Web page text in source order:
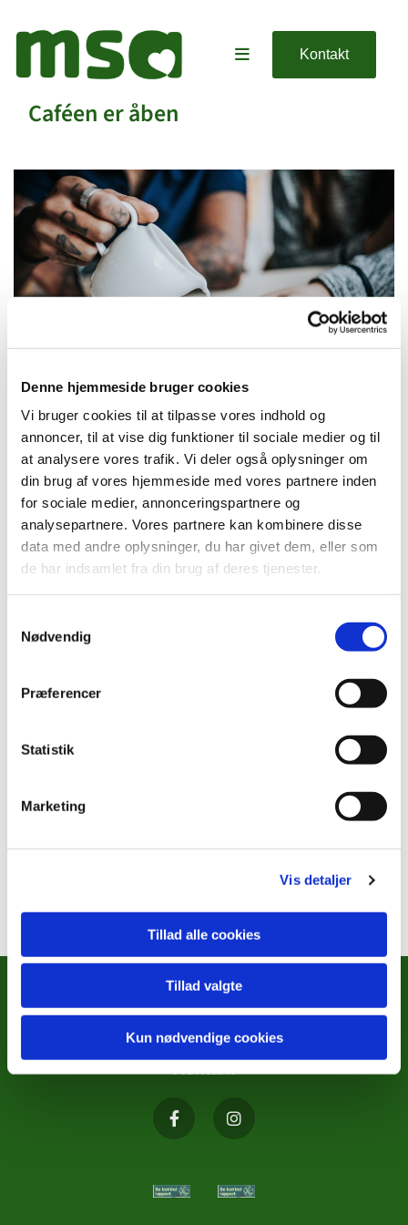
Denne hjemmeside bruger cookies
Vi bruger cookies til at tilpasse vores indhold og
annoncer, til at vise dig funktioner til sociale medier og til
at analysere vores trafik. Vi deler også oplysninger om
din brug af vores hjemmeside med vores partnere inden
for sociale medier, annonceringspartnere og
analysepartnere. Vores partnere kan kombinere disse
data med andre oplysninger, du har givet dem, eller som
de har indsamlet fra din brug af deres tjenester.
Nødvendig
Præferencer
Statistik
Marketing
Vis detaljer
Tillad alle cookies
Tillad valgte
Kun nødvendige cookies
Kontakt
Caféen er åben
Mandag 15. marts 2027, kl. 09:00 - 14:00
Cafe, Rigensgade 21, 1316 København K
METODISTKIRKENS SOCIALE
ARBEJDE
Kontakt